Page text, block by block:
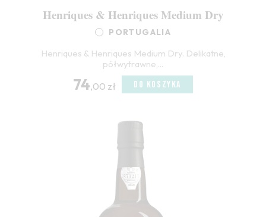
Henriques & Henriques Medium Dry
PORTUGALIA
Henriques & Henriques Medium Dry. Delikatne,
półwytrawne,...
74,00 zł DO KOSZYKA